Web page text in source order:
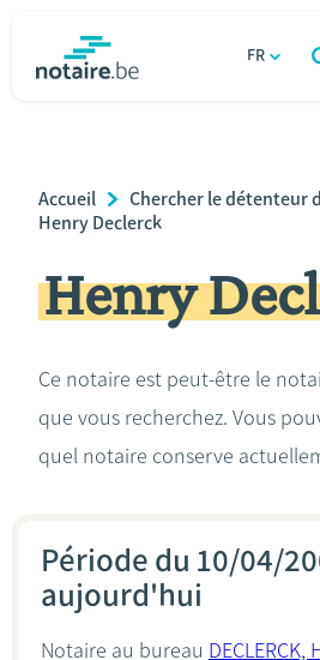
FR
Relations et vivre ensemble
Héritage et donations
Le notaire
Breadcrumb
Accueil
Chercher le détenteur
Henry Declerck
Henry
Ce notaire est peut-être le
que vous recherchez. Vous
quel notaire conserve
Période du 10/04/
aujourd'hui
Notaire au bureau DECLERCK,